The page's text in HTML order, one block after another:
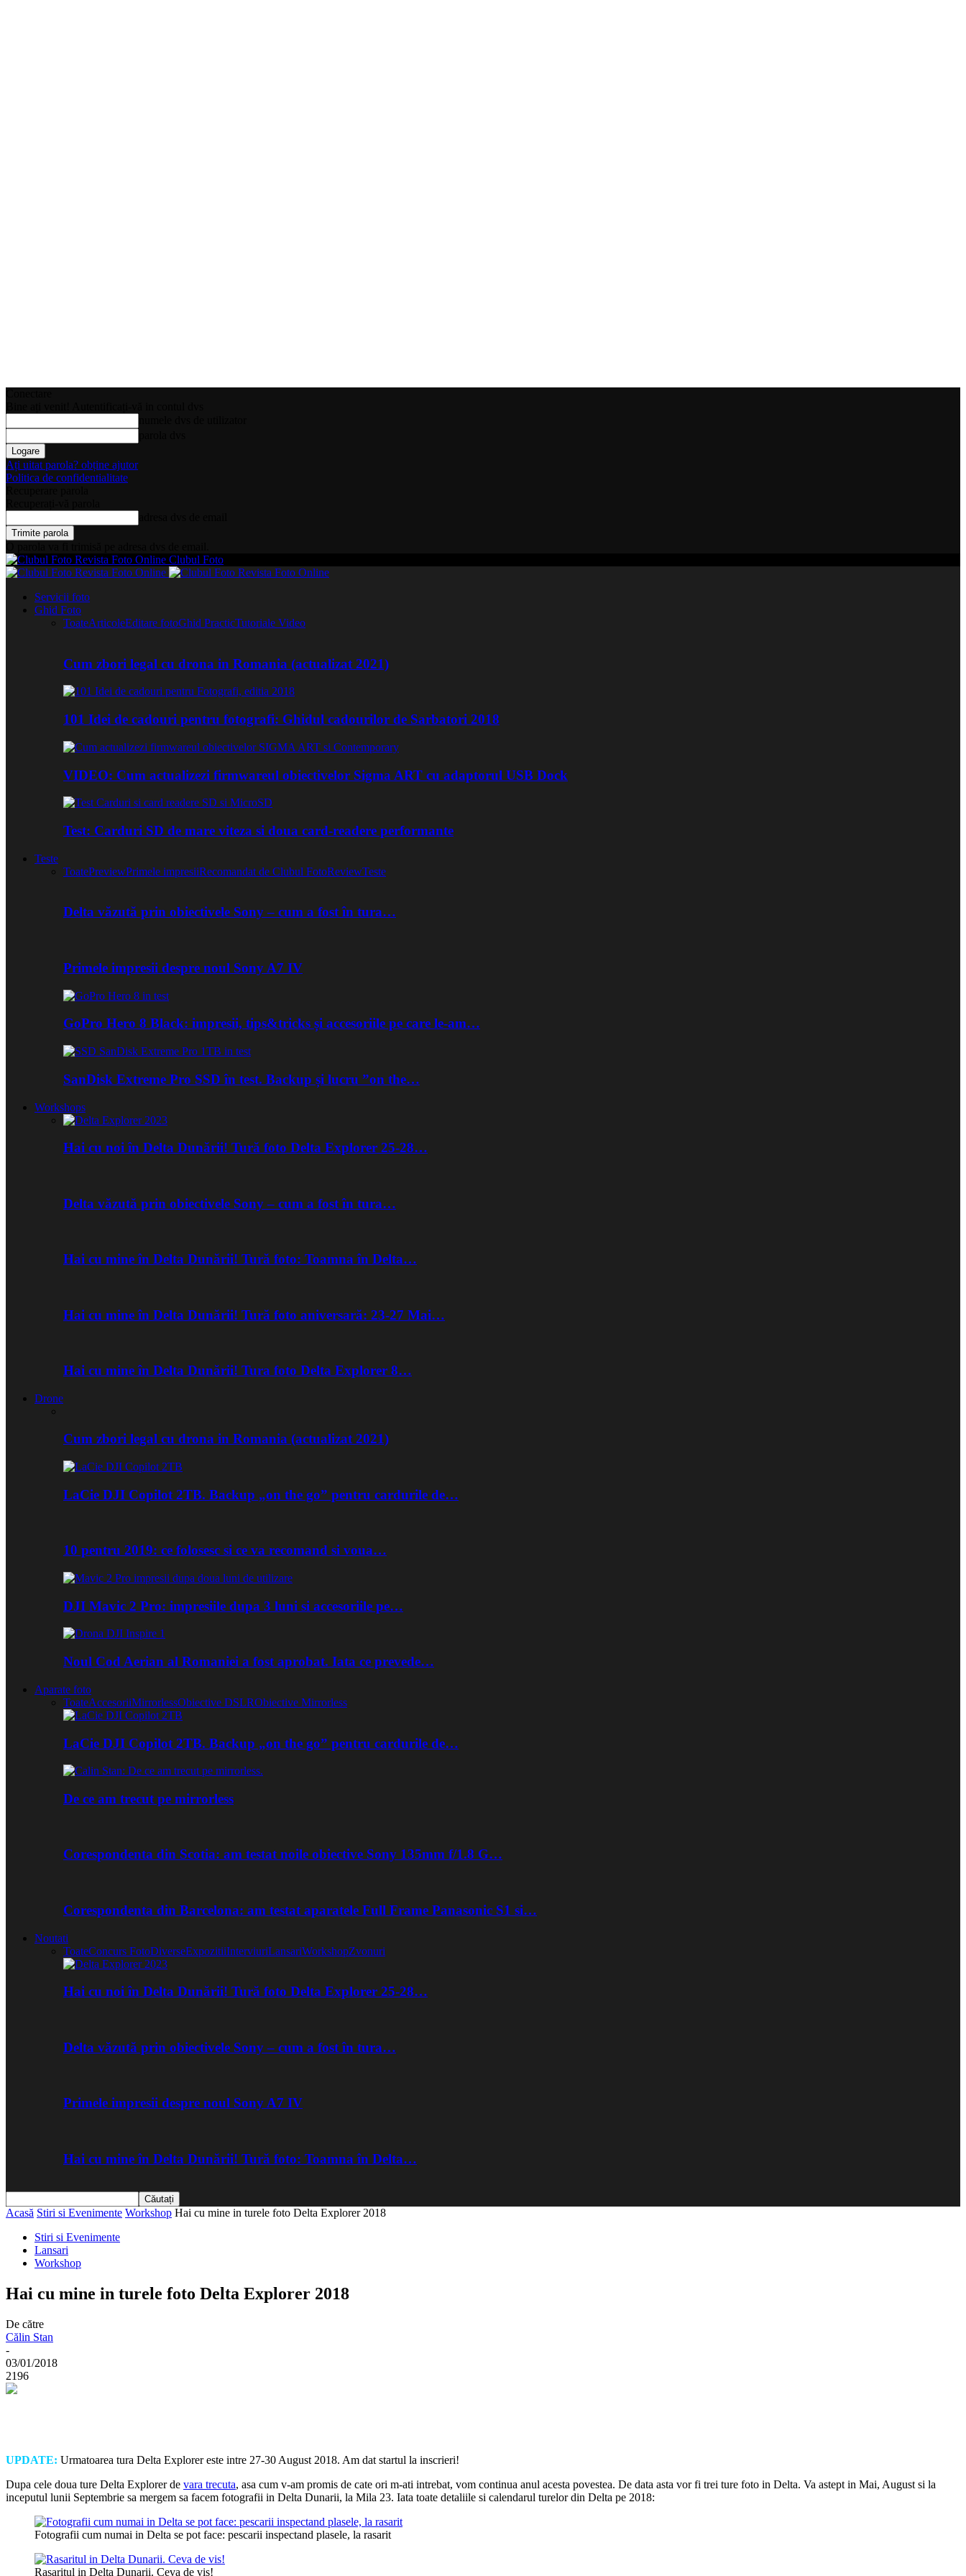
Ați uitat parola? obține ajutor
Politica de confidentialitate
Clubul Foto
Servicii foto
Ghid Foto
ToateArticoleEditare fotoGhid PracticTutoriale Video
Cum zbori legal cu drona in Romania (actualizat 2021)
101 Idei de cadouri pentru fotografi: Ghidul cadourilor de Sarbatori 2018
VIDEO: Cum actualizezi firmwareul obiectivelor Sigma ART cu adaptorul USB Dock
Test: Carduri SD de mare viteza si doua card-readere performante
Teste
ToatePreviewPrimele impresiiRecomandat de Clubul FotoReviewTeste
Delta văzută prin obiectivele Sony – cum a fost în tura…
Primele impresii despre noul Sony A7 IV
GoPro Hero 8 Black: impresii, tips&tricks și accesoriile pe care le-am…
SanDisk Extreme Pro SSD în test. Backup și lucru ”on the…
Workshops
Hai cu noi în Delta Dunării! Tură foto Delta Explorer 25-28…
Delta văzută prin obiectivele Sony – cum a fost în tura…
Hai cu mine în Delta Dunării! Tură foto: Toamna în Delta…
Hai cu mine în Delta Dunării! Tură foto aniversară: 23-27 Mai…
Hai cu mine în Delta Dunării! Tura foto Delta Explorer 8…
Drone
Cum zbori legal cu drona in Romania (actualizat 2021)
LaCie DJI Copilot 2TB. Backup „on the go” pentru cardurile de…
10 pentru 2019: ce folosesc si ce va recomand si voua…
DJI Mavic 2 Pro: impresiile dupa 3 luni si accesoriile pe…
Noul Cod Aerian al Romaniei a fost aprobat. Iata ce prevede…
Aparate foto
ToateAccesoriiMirrorlessObiective DSLRObiective Mirrorless
LaCie DJI Copilot 2TB. Backup „on the go” pentru cardurile de…
De ce am trecut pe mirrorless
Corespondenta din Scotia: am testat noile obiective Sony 135mm f/1.8 G…
Corespondenta din Barcelona: am testat aparatele Full Frame Panasonic S1 si…
Noutati
ToateConcurs FotoDiverseExpozitiiInterviuriLansariWorkshopZvonuri
Hai cu noi în Delta Dunării! Tură foto Delta Explorer 25-28…
Delta văzută prin obiectivele Sony – cum a fost în tura…
Primele impresii despre noul Sony A7 IV
Hai cu mine în Delta Dunării! Tură foto: Toamna în Delta…
Acasă Stiri si Evenimente Workshop Hai cu mine in turele foto Delta Explorer 2018
Stiri si Evenimente
Lansari
Workshop
Hai cu mine in turele foto Delta Explorer 2018
De către
Călin Stan
-
03/01/2018
2196
UPDATE: Urmatoarea tura Delta Explorer este intre 27-30 August 2018. Am dat startul la inscrieri!
Dupa cele doua ture Delta Explorer de vara trecuta, asa cum v-am promis de cate ori m-ati intrebat, vom continua anul acesta povestea. De data asta vor fi trei ture foto in Delta. Va astept in Mai, August si la
inceputul lunii Septembrie sa mergem sa facem fotografii in Delta Dunarii, la Mila 23. Iata toate detaliile si calendarul turelor din Delta pe 2018:
Fotografii cum numai in Delta se pot face: pescarii inspectand plasele, la rasarit
Rasaritul in Delta Dunarii. Ceva de vis!